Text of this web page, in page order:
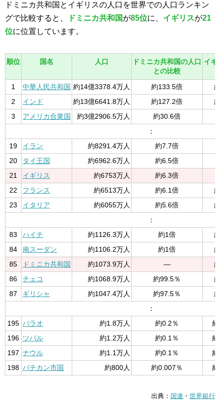
ドミニカ共和国とイギリスの人口を世界での人口ランキン
グで比較すると、
ドミニカ共和国が85位に、 イギリスが21
位に位置しています。
順位 国名 人口
ドミニカ共和国の人口
との比較
イギ
1
中華人民共和国 約14億3378.4万人 約133.5倍
2
インド 約13億6641.8万人 約127.2倍
3
アメリカ合衆国 約3億2906.5万人 約30.6倍
：
19
イラン 約8291.4万人 約7.7倍
20
タイ王国 約6962.6万人 約6.5倍
21
イギリス 約6753万人
約6.3倍
22
フランス 約6513万人 約6.1倍
23
イタリア 約6055万人 約5.6倍
：
83
ハイチ 約1126.3万人 約1倍
84
南スーダン 約1106.2万人 約1倍
85
ドミニカ共和国 約1073.9万人 —
86
チェコ 約1068.9万人 約99.5％
87
ギリシャ 約1047.4万人 約97.5％
：
195 パラオ 約1.8万人 約0.2％
196 ツバル 約1.2万人 約0.1％
197 ナウル 約1.1万人 約0.1％
198 バチカン市国 約800人 約0.007％
出典： 国連 ・ 世界銀行